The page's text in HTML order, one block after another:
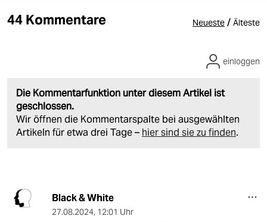
44 Kommentare Neueste / Älteste
Die Kommentarfunktion unter diesem Artikel ist
geschlossen.
Wir öffnen die Kommentarspalte bei ausgewählten
Artikeln für etwa drei Tage – hier sind sie zu finden.
einloggen
Black & White
27.08.2024, 12:01 Uhr